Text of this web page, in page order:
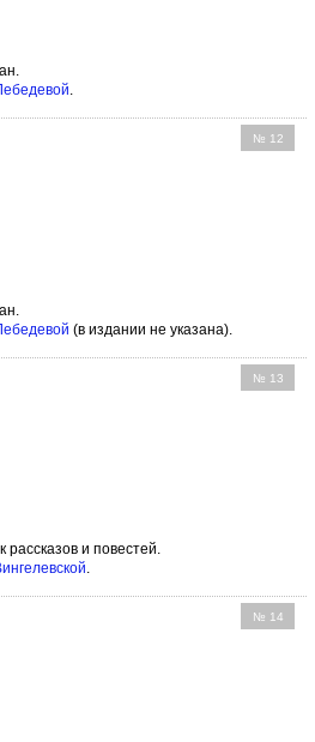
.
№ 12
(в издании не указана).
№ 13
рассказов и повестей.
.
№ 14